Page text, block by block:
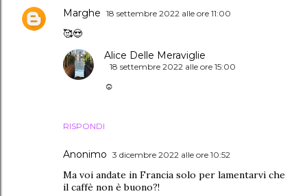
Marghe 18 settembre 2022 alle ore 11:00
🥰😍
RISPONDI
Alice Delle Meraviglie
18 settembre 2022 alle ore 15:00
☺️
Anonimo 3 dicembre 2022 alle ore 10:52
Ma voi andate in Francia solo per lamentarvi che
il caffè non è buono?!